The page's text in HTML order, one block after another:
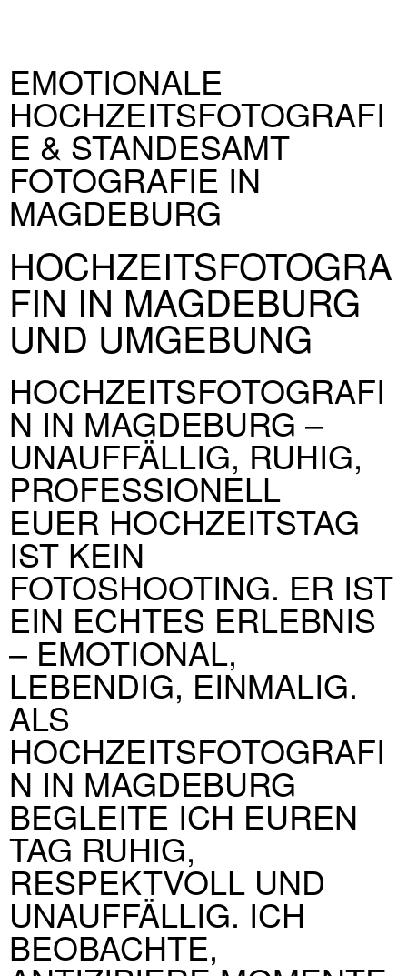
Home Business Fotografie Private Fotografie
Jetzt anfragen
EMOTIONALE
HOCHZEITSFOTOGRAFI
E & STANDESAMT
FOTOGRAFIE IN
MAGDEBURG
HOCHZEITSFOTOGRA
FIN IN MAGDEBURG
UND UMGEBUNG
HOCHZEITSFOTOGRAFI
N IN MAGDEBURG –
UNAUFFÄLLIG, RUHIG,
PROFESSIONELL
EUER HOCHZEITSTAG
IST KEIN
FOTOSHOOTING. ER IST
EIN ECHTES ERLEBNIS
– EMOTIONAL,
LEBENDIG, EINMALIG.
ALS
HOCHZEITSFOTOGRAFI
N IN MAGDEBURG
BEGLEITE ICH EUREN
TAG RUHIG,
RESPEKTVOLL UND
UNAUFFÄLLIG. ICH
BEOBACHTE,